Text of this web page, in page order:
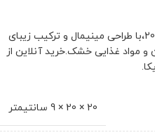
سبد فلزی مربع دسته چوبی مدل 2035،با طراحی مینیمال و ترکیب زیبای
و مواد غذایی خشک.خرید آنلاین از
20 × 20 × 9 سانتیمتر